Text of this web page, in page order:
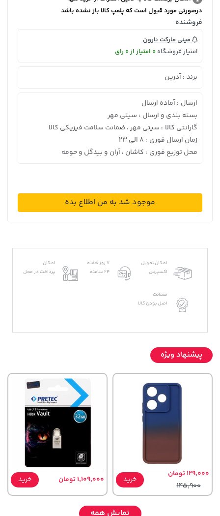
درصورتی مورد قبول است که پلمپ کالا باز نشده باشد
فروشنده
مینی مارکت نارون
امتیاز فروشگاه 0 امتیاز از 0 رای
برند : آدرین
ارسال : آماده ارسال
بسته بندی و ارسال : سیتی مهر
گارانتی کالا : سیتی مهر ، ضمانت سلامت فیزیکی کالا
زمان ارسال فوری : 8 الی 23
محل توزیع فوری : کاشان ، آران و بیدگل و حومه
موجود شد به من اطلاع بده
امکان تحویل
اکسپرس
7 روز هفته
24 ساعته
امکان
پرداخت در محل
ضمانت
اصل بودن کالا
پیشنهاد ویژه
129,000 تومان
145,900
خرید 1,109,000 تومان خرید
نمایش همه